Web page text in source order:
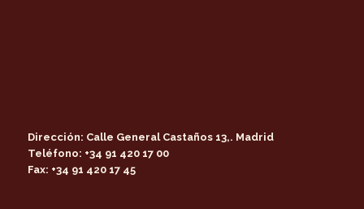
Dirección: Calle General Castaños 13,. Madrid
Teléfono: +34 91 420 17 00
Fax: +34 91 420 17 45